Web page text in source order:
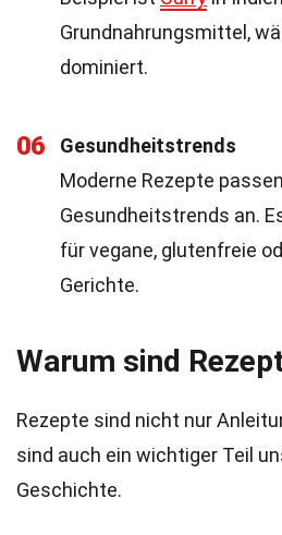
Grundnahrungsmittel,
dominiert.
06
Gesundheitstrends
Moderne Rezepte
Gesundheitstrends an.
für vegane, glutenfreie
Gerichte.
Warum sind
Rezepte sind nicht nur
sind auch ein wichtiger Teil
Geschichte.